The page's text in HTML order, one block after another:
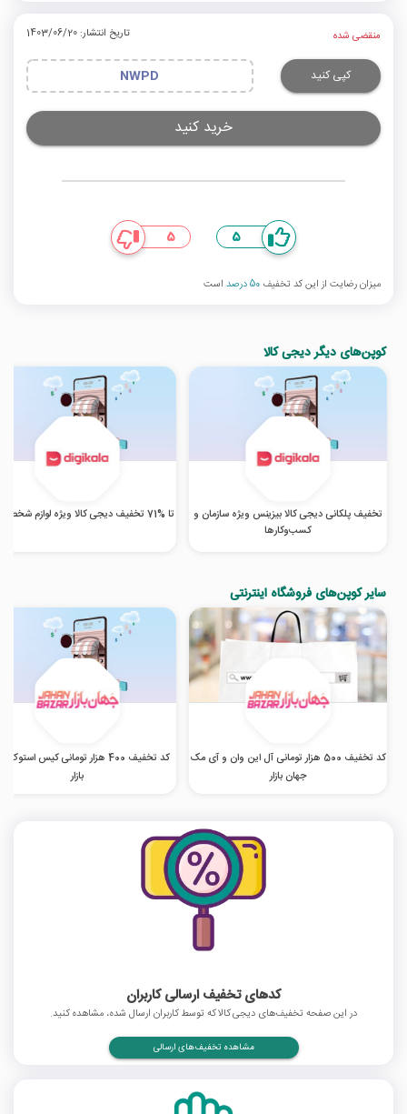
منقضی شده تاریخ انتشار: 1403/06/20
کپی کنید NWPD
خرید کنید
5
5
میزان رضایت از این کد تخفیف 50 درصد است
کوپن‌های دیگر دیجی کالا
تخفیف پلکانی دیجی کالا بیزینس ویژه سازمان و
کسب‌‌وکارها
تا %71 تخفیف دیجی کالا ویژه لوازم شخصی برقی
سایر کوپن‌های فروشگاه اینترنتی
کد تخفیف 500 هزار تومانی آل این وان و آی مک
جهان بازار
کد تخفیف 400 هزار تومانی کیس
بازار
کدهای تخفیف ارسالی کاربران
در این صفحه تخفیف‌های دیجی کالا که توسط کاربران ارسال شده، مشاهده کنید.
مشاهده تخفیف‌های ارسالی